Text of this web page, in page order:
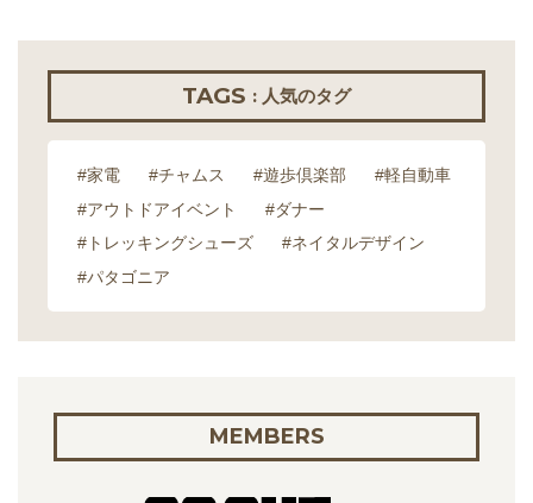
TAGS : 人気のタグ
#家電 #チャムス #遊歩倶楽部
#軽自動車
#アウトドアイベント
#ダナー
#トレッキングシューズ
#ネイタルデザイン
#パタゴニア
MEMBERS